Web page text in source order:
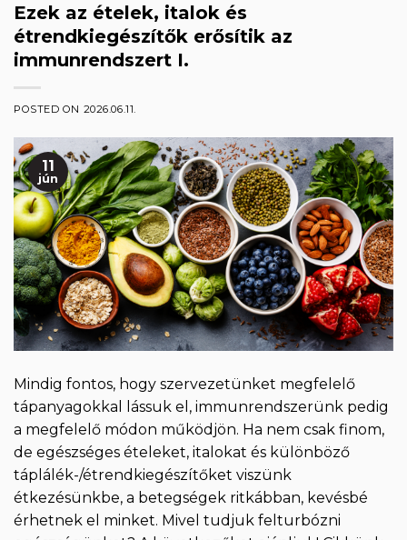
Ezek az ételek, italok és
étrendkiegészítők erősítik az
immunrendszert I.
POSTED ON 2026.06.11.
11
jún
Mindig fontos, hogy szervezetünket megfelelő
tápanyagokkal lássuk el, immunrendszerünk pedig
a megfelelő módon működjön. Ha nem csak finom,
de egészséges ételeket, italokat és különböző
táplálék-/étrendkiegészítőket viszünk
étkezésünkbe, a betegségek ritkábban, kevésbé
érhetnek el minket. Mivel tudjuk felturbózni